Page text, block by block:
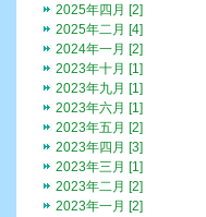
2025年四月 [2]
2025年二月 [4]
2024年一月 [2]
2023年十月 [1]
2023年九月 [1]
2023年六月 [1]
2023年五月 [2]
2023年四月 [3]
2023年三月 [1]
2023年二月 [2]
2023年一月 [2]